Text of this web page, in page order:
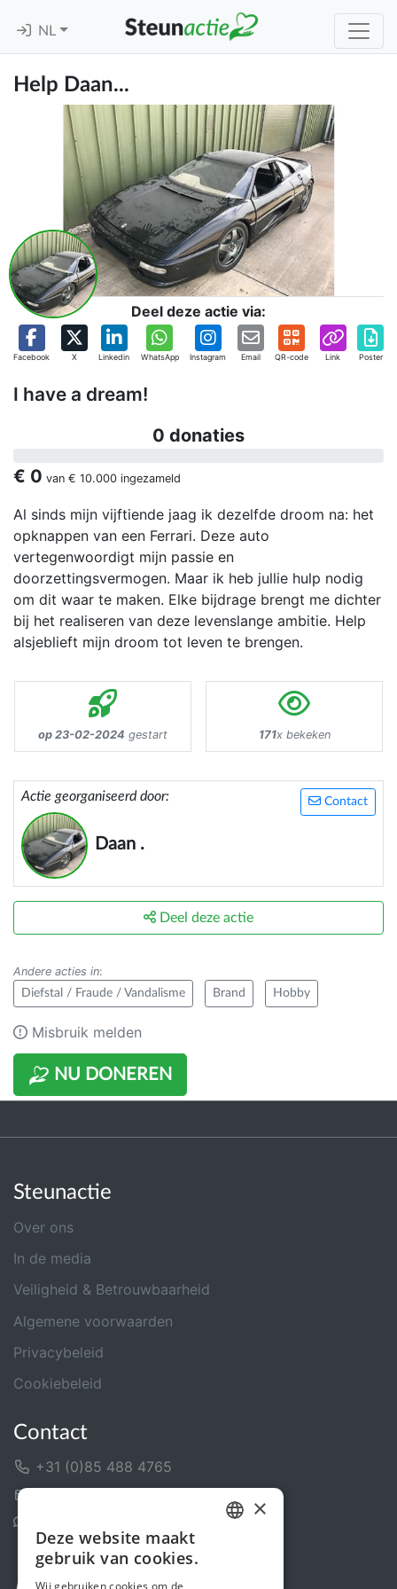
NL
Help Daan...
Deel deze actie via:
Facebook X Linkedin WhatsApp Instagram Email QR-code Link Poster
I have a dream!
0 donaties
€ 0 van € 10.000 ingezameld
Al sinds mijn vijftiende jaag ik dezelfde droom na: het
opknappen van een Ferrari. Deze auto
vertegenwoordigt mijn passie en
doorzettingsvermogen. Maar ik heb jullie hulp nodig
om dit waar te maken. Elke bijdrage brengt me dichter
bij het realiseren van deze levenslange ambitie. Help
alsjeblieft mijn droom tot leven te brengen.
op 23-02-2024 gestart 171x bekeken
Contact
Actie georganiseerd door:
Daan .
NU DONEREN
Deel deze actie
Andere acties in:
Diefstal / Fraude / Vandalisme Brand Hobby
Misbruik melden
Steunactie
Over ons
In de media
Veiligheid & Betrouwbaarheid
Algemene voorwaarden
Privacybeleid
Cookiebeleid
Contact
+31 (0)85 488 4765
×
Deze website maakt
gebruik van cookies.
Wij gebruiken cookies om de